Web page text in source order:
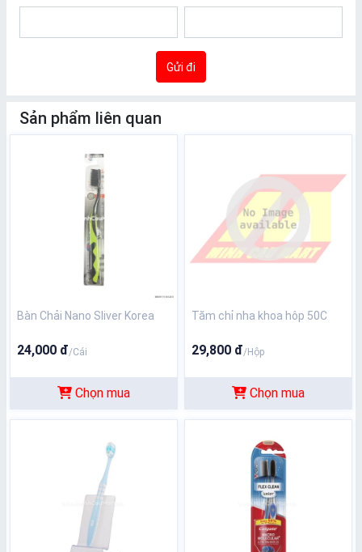
Gửi đi
Sản phẩm liên quan
Bàn Chải Nano Sliver Korea
24,000 đ/Cái
Chọn mua
Tăm chỉ nha khoa hôp 50C
29,800 đ/Hộp
Chọn mua